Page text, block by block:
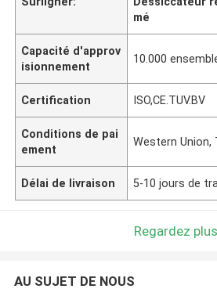
mé
Capacité d'approv
isionnement
10.000
Certification ISO,CE.TUV.BV
Conditions de pai
ement
Western Union,
Délai de livraison 5-10 jours de
Regardez plus
AU SUJET DE NOUS